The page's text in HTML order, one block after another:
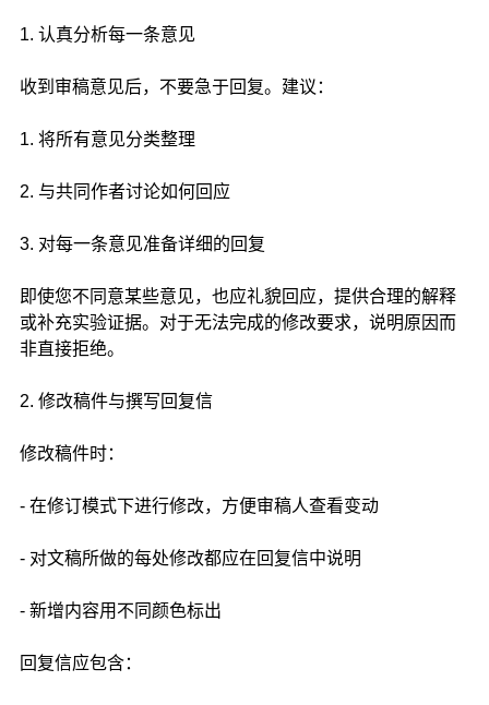
1. 认真分析每一条意见
收到审稿意见后，不要急于回复。建议：
1. 将所有意见分类整理
2. 与共同作者讨论如何回应
3. 对每一条意见准备详细的回复
即使您不同意某些意见，也应礼貌回应，提供合理的解释
或补充实验证据。对于无法完成的修改要求，说明原因而
非直接拒绝。
2. 修改稿件与撰写回复信
修改稿件时：
- 在修订模式下进行修改，方便审稿人查看变动
- 对文稿所做的每处修改都应在回复信中说明
- 新增内容用不同颜色标出
回复信应包含：